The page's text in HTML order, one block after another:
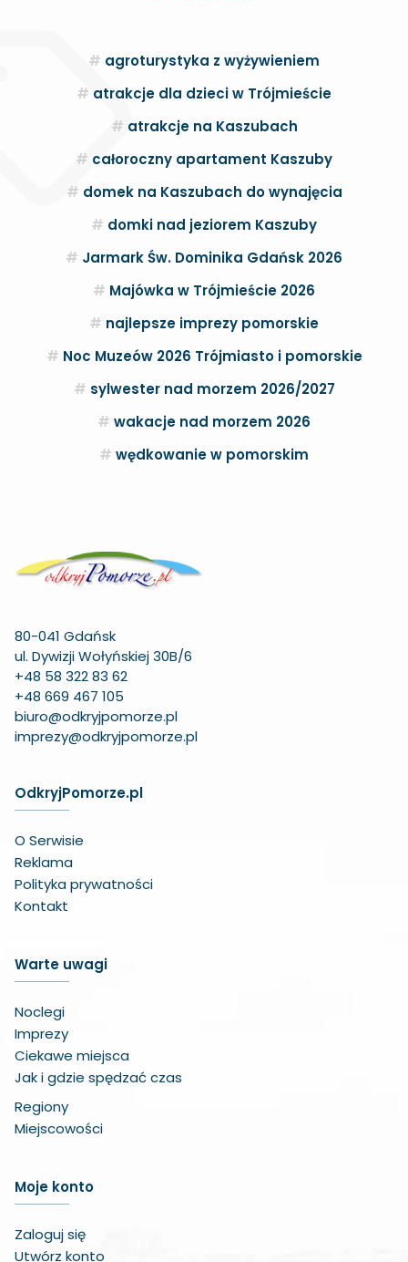
agroturystyka z wyżywieniem
atrakcje dla dzieci w Trójmieście
atrakcje na Kaszubach
całoroczny apartament Kaszuby
domek na Kaszubach do wynajęcia
domki nad jeziorem Kaszuby
Jarmark Św. Dominika Gdańsk 2026
Majówka w Trójmieście 2026
najlepsze imprezy pomorskie
Noc Muzeów 2026 Trójmiasto i pomorskie
sylwester nad morzem 2026/2027
wakacje nad morzem 2026
wędkowanie w pomorskim
80-041 Gdańsk
ul. Dywizji Wołyńskiej 30B/6
+48 58 322 83 62
+48 669 467 105
biuro@odkryjpomorze.pl
imprezy@odkryjpomorze.pl
OdkryjPomorze.pl
O Serwisie
Reklama
Polityka prywatności
Kontakt
Warte uwagi
Noclegi
Imprezy
Ciekawe miejsca
Jak i gdzie spędzać czas
Regiony
Miejscowości
Moje konto
Zaloguj się
Utwórz konto